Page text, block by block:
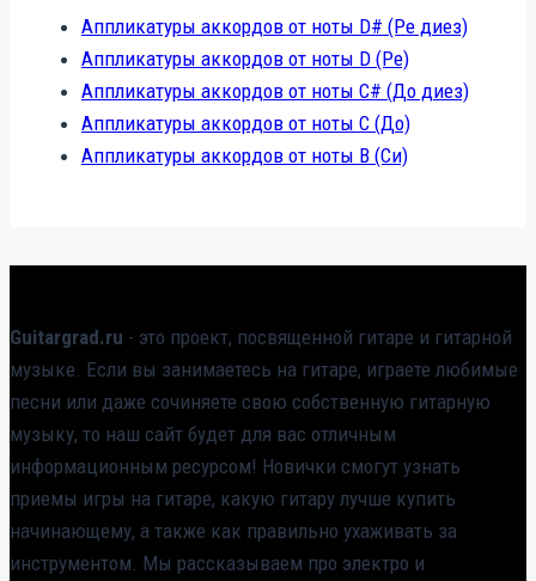
Аппликатуры аккордов от ноты D# (Ре диез)
Аппликатуры аккордов от ноты D (Ре)
Аппликатуры аккордов от ноты C# (До диез)
Аппликатуры аккордов от ноты C (До)
Аппликатуры аккордов от ноты B (Си)
Guitargrad.ru - это проект, посвященной гитаре и гитарной
музыке. Если вы занимаетесь на гитаре, играете любимые
песни или даже сочиняете свою собственную гитарную
музыку, то наш сайт будет для вас отличным
информационным ресурсом! Новички смогут узнать
приемы игры на гитаре, какую гитару лучше купить
начинающему, а также как правильно ухаживать за
инструментом. Мы рассказываем про электро и